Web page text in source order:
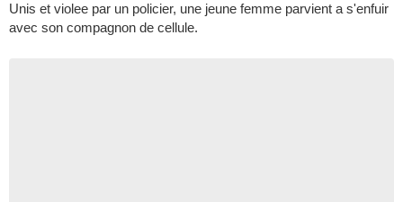
Unis et violee par un policier, une jeune femme parvient a s'enfuir
avec son compagnon de cellule.